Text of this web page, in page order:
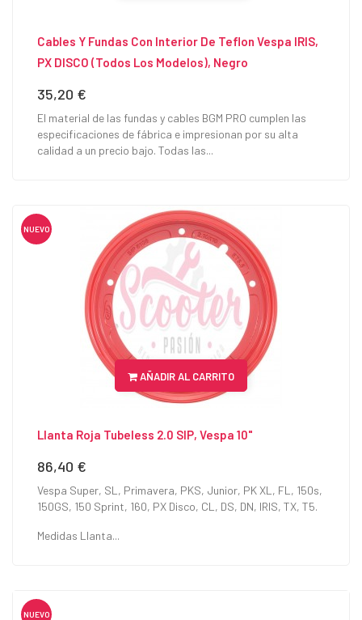
Cables Y Fundas Con Interior De Teflon Vespa IRIS,
PX DISCO (todos Los Modelos), Negro
Precio
35,20 €
El material de las fundas y cables BGM PRO cumplen las
especificaciones de fábrica e impresionan por su alta
calidad a un precio bajo. Todas las...
NUEVO
AÑADIR AL CARRITO
Llanta Roja Tubeless 2.0 SIP, Vespa 10"
Precio
86,40 €
Vespa Super, SL, Primavera, PKS, Junior, PK XL, FL, 150s,
150GS, 150 Sprint, 160, PX Disco, CL, DS, DN, IRIS, TX, T5.
Medidas Llanta...
NUEVO